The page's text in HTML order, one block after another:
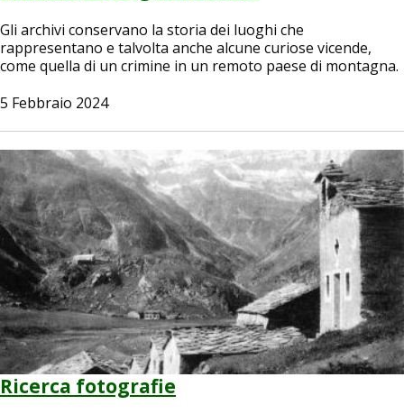
Gli archivi conservano la storia dei luoghi che
rappresentano e talvolta anche alcune curiose vicende,
come quella di un crimine in un remoto paese di montagna.
5 Febbraio 2024
Image
Ricerca fotografie